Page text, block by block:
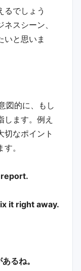
るでしょう
スシーン、
いと思いま
図的に、もし
します。例え
切なポイント
。
it right away.
るね。